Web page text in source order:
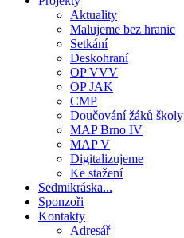
Aktuality
Malujeme bez hranic
Setkání
Deskohraní
OP VVV
OP JAK
CMP
Doučování žáků školy
MAP Brno IV
MAP V
Digitalizujeme
Ke stažení
Sedmikráska...
Sponzoři
Kontakty
Adresář